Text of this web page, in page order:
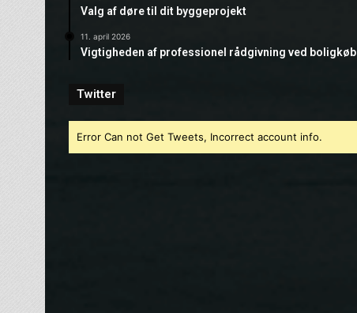
Valg af døre til dit byggeprojekt
11. april 2026
Vigtigheden af professionel rådgivning ved boligkøb
Twitter
Error Can not Get Tweets, Incorrect account info.